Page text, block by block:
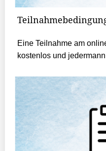
Eine Teilnahme am
kostenlos und